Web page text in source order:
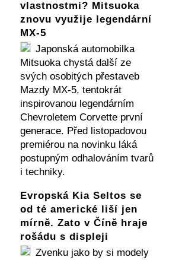
vlastnostmi? Mitsuoka
znovu využije legendární
MX-5
Japonská automobilka
Mitsuoka chystá další ze
svých osobitých přestaveb
Mazdy MX-5, tentokrát
inspirovanou legendárním
Chevroletem Corvette první
generace. Před listopadovou
premiérou na novinku láká
postupným odhalováním tvarů
i techniky.
Evropská Kia Seltos se
od té americké liší jen
mírně. Zato v Číně hraje
rošádu s displeji
Zvenku jako by si modely